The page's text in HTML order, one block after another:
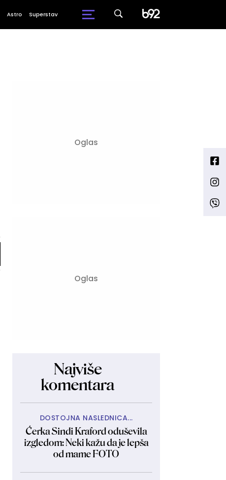
Astro Superstav
Najviše
komentara
DOSTOJNA NASLEDNICA...
Ćerka Sindi Kraford oduševila
izgledom: Neki kažu da je lepša
od mame FOTO